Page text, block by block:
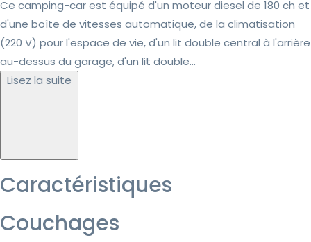
Ce camping-car est équipé d'un moteur diesel de 180 ch et
d'une boîte de vitesses automatique, de la climatisation
(220 V) pour l'espace de vie, d'un lit double central à l'arrière
au-dessus du garage, d'un lit double...
Lisez la suite
Caractéristiques
Couchages